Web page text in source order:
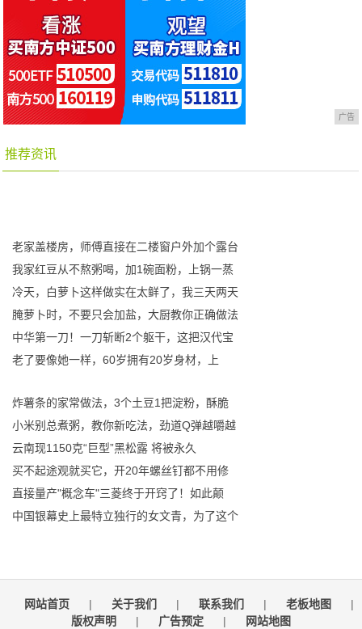
广告
推荐资讯
老家盖楼房，师傅直接在二楼窗户外加个露台
我家红豆从不熬粥喝，加1碗面粉，上锅一蒸
冷天，白萝卜这样做实在太鲜了，我三天两天
腌萝卜时，不要只会加盐，大厨教你正确做法
中华第一刀！一刀斩断2个躯干，这把汉代宝
老了要像她一样，60岁拥有20岁身材，上
炸薯条的家常做法，3个土豆1把淀粉，酥脆
小米别总煮粥，教你新吃法，劲道Q弹越嚼越
云南现1150克“巨型”黑松露 将被永久
买不起途观就买它，开20年螺丝钉都不用修
直接量产"概念车"三菱终于开窍了！如此颠
中国银幕史上最特立独行的女文青，为了这个
网站首页 | 关于我们 | 联系我们 | 老板地图
|
版权声明
| 广告预定 | 网站地图